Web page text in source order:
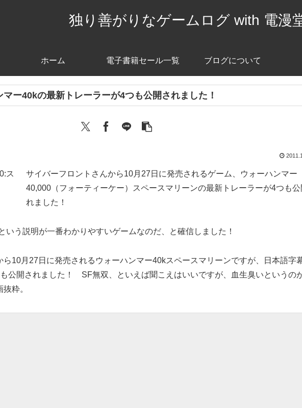
独り善がりなゲームログ with 電漫
ホーム 電子書籍セール一覧 ブログについて
ー40kの最新トレーラーが4つも公開されました！
サイバーフロントさんから10月27日に発売されるゲーム、ウォーハンマー
40,000（フォーティーケー）スペースマリーンの最新トレーラーが4つも公
れました！
いう説明が一番わかりやすいゲームなのだ、と確信しました！
ら10月27日に発売されるウォーハンマー40kスペースマリーンですが、日本語字
公開されました！ SF無双、といえば聞こえはいいですが、血生臭いというの
粋。